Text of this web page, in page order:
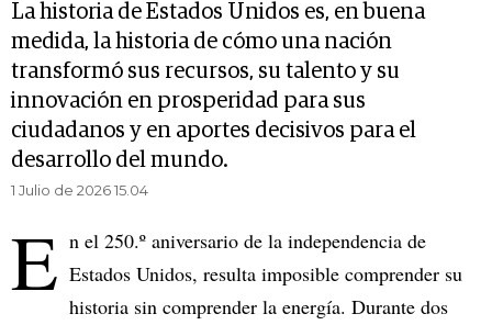
La historia de Estados Unidos es, en buena
medida, la historia de cómo una nación
transformó sus recursos, su talento y su
innovación en prosperidad para sus
ciudadanos y en aportes decisivos para el
desarrollo del mundo.
1 Julio de 2026 15.04
E n el 250.º aniversario de la independencia de
Estados Unidos, resulta imposible comprender su
historia sin comprender la energía. Durante dos